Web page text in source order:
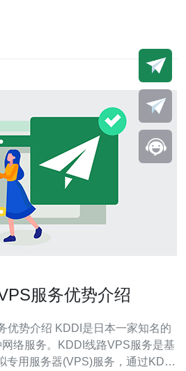
服务优势介绍
日本一家知名的
络服务。KDDI线路VPS服务是基
专用服务器(VPS)服务，通过KDDI